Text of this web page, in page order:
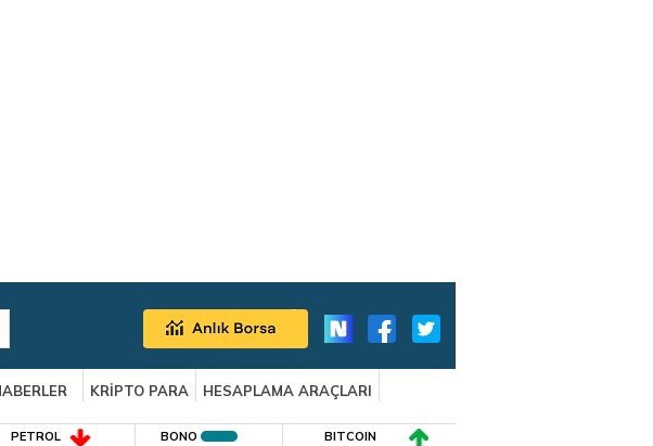
KRİPTO PARA
HESAPLAMA ARAÇLARI
PETROL BONO BITCOIN